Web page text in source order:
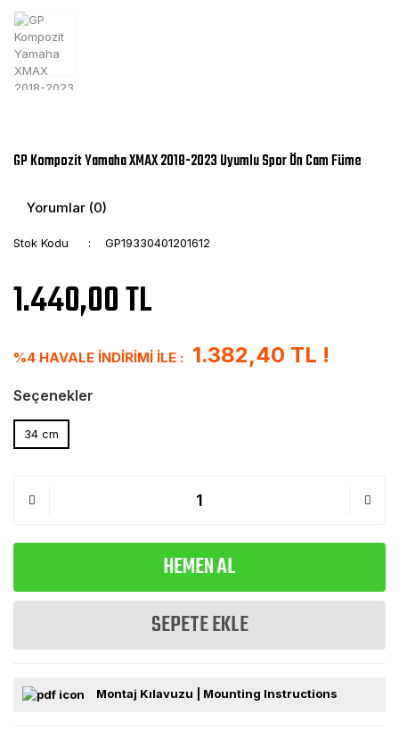
GP Kompozit Yamaha XMAX 2018-2023 Uyumlu Spor Ön Cam Füme
Yorumlar (0)
Stok Kodu GP19330401201612
1.440,00 TL
%4 HAVALE İNDİRİMİ İLE : 1.382,40 TL !
Seçenekler
34 cm
HEMEN AL
SEPETE EKLE
Montaj Kılavuzu | Mounting Instructions